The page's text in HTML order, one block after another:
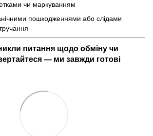
чи маркуванням
пошкодженнями або слідами
питання щодо обміну чи
— ми завжди готові